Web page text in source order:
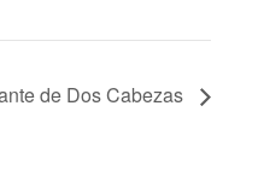
de Dos Cabezas